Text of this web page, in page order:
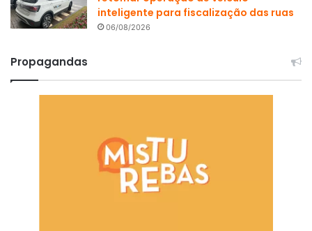
inteligente para fiscalização das ruas
06/08/2026
Propagandas